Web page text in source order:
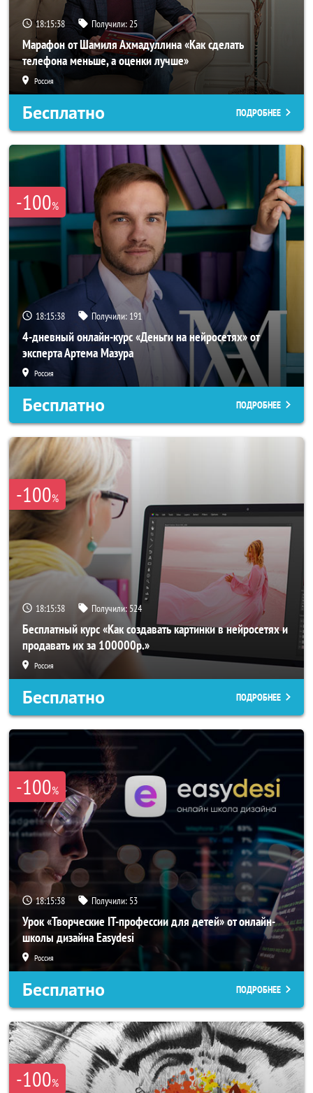
18:15:35 Получили:25
Марафон от Шамиля Ахмадуллина «Как сделать
телефона меньше, а оценки лучше»
Россия
Бесплатно ПОДРОБНЕЕ
-100%
18:15:35 Получили: 191
4-дневный онлайн-курс «Деньги на нейросетях» от
эксперта Артема Мазура
Россия
Бесплатно ПОДРОБНЕЕ
-100%
18:15:35 Получили: 524
Бесплатный курс «Как создавать картинки в нейросетях и
продавать их за 100000р.»
Россия
Бесплатно ПОДРОБНЕЕ
-100%
18:15:35 Получили: 53
Урок «Творческие IT-профессии для детей» от онлайн-
школы дизайна Easydesi
Россия
Бесплатно ПОДРОБНЕЕ
-100%